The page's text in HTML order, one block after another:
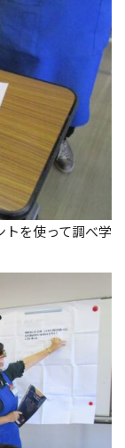
を使って調べ学